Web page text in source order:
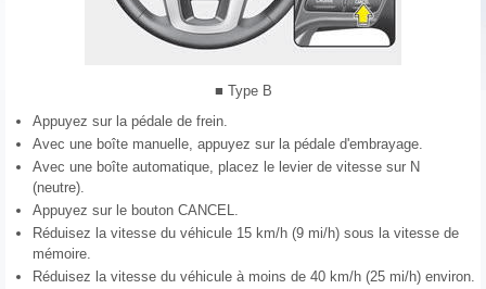
■ Type B
Appuyez sur la pédale de frein.
Avec une boîte manuelle, appuyez sur la pédale d'embrayage.
Avec une boîte automatique, placez le levier de vitesse sur N
(neutre).
Appuyez sur le bouton CANCEL.
Réduisez la vitesse du véhicule 15 km/h (9 mi/h) sous la vitesse de
mémoire.
Réduisez la vitesse du véhicule à moins de 40 km/h (25 mi/h) environ.